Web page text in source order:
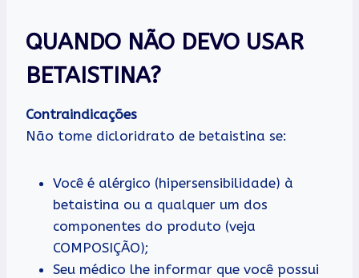
QUANDO NÃO DEVO USAR
BETAISTINA?
Contraindicações
Não tome dicloridrato de betaistina se:
Você é alérgico (hipersensibilidade) à
betaistina ou a qualquer um dos
componentes do produto (veja
COMPOSIÇÃO);
Seu médico lhe informar que você possui